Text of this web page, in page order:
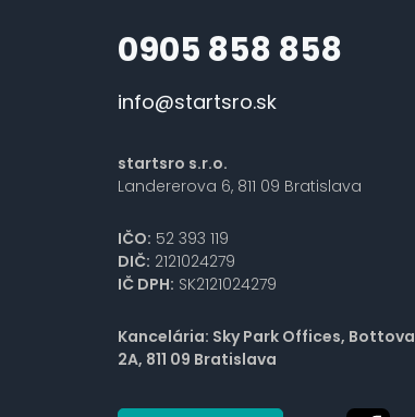
0905 858 858
info@startsro.sk
startsro s.r.o.
Landererova 6, 811 09 Bratislava
IČO: 52 393 119
DIČ: 2121024279
IČ DPH: SK2121024279
Kancelária: Sky Park Offices, Bottova
2A, 811 09 Bratislava